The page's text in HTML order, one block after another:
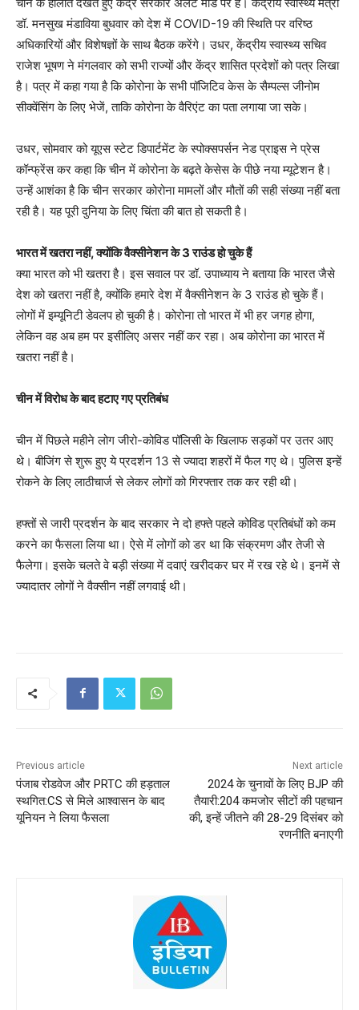
डॉ. मनसुख मंडाविया बुधवार को देश में COVID-19 की स्थिति पर वरिष्ठ
अधिकारियों और विशेषज्ञों के साथ बैठक करेंगे। उधर, केंद्रीय स्वास्थ्य सचिव
राजेश भूषण ने मंगलवार को सभी राज्यों और केंद्र शासित प्रदेशों को पत्र लिखा
है। पत्र में कहा गया है कि कोरोना के सभी पॉजिटिव केस के सैम्पल्स जीनोम
सीक्वेंसिंग के लिए भेजें, ताकि कोरोना के वैरिएंट का पता लगाया जा सके।
उधर, सोमवार को यूएस स्टेट डिपार्टमेंट के स्पोक्सपर्सन नेड प्राइस ने प्रेस
कॉन्फ्रेंस कर कहा कि चीन में कोरोना के बढ़ते केसेस के पीछे नया म्यूटेशन है।
उन्हें आशंका है कि चीन सरकार कोरोना मामलों और मौतों की सही संख्या नहीं बता
रही है। यह पूरी दुनिया के लिए चिंता की बात हो सकती है।
भारत में खतरा नहीं, क्योंकि वैक्सीनेशन के 3 राउंड हो चुके हैं
क्या भारत को भी खतरा है। इस सवाल पर डॉ. उपाध्याय ने बताया कि भारत जैसे
देश को खतरा नहीं है, क्योंकि हमारे देश में वैक्सीनेशन के 3 राउंड हो चुके हैं।
लोगों में इम्यूनिटी डेवलप हो चुकी है। कोरोना तो भारत में भी हर जगह होगा,
लेकिन वह अब हम पर इसीलिए असर नहीं कर रहा। अब कोरोना का भारत में
खतरा नहीं है।
चीन में विरोध के बाद हटाए गए प्रतिबंध
चीन में पिछले महीने लोग जीरो-कोविड पॉलिसी के खिलाफ सड़कों पर उतर आए
थे। बीजिंग से शुरू हुए ये प्रदर्शन 13 से ज्यादा शहरों में फैल गए थे। पुलिस इन्हें
रोकने के लिए लाठीचार्ज से लेकर लोगों को गिरफ्तार तक कर रही थी।
हफ्तों से जारी प्रदर्शन के बाद सरकार ने दो हफ्ते पहले कोविड प्रतिबंधों को कम
करने का फैसला लिया था। ऐसे में लोगों को डर था कि संक्रमण और तेजी से
फैलेगा। इसके चलते वे बड़ी संख्या में दवाएं खरीदकर घर में रख रहे थे। इनमें से
ज्यादातर लोगों ने वैक्सीन नहीं लगवाई थी।
Previous article
पंजाब रोडवेज और PRTC की हड़ताल
स्थगित:CS से मिले आश्वासन के बाद
यूनियन ने लिया फैसला
Next article
2024 के चुनावों के लिए BJP की
तैयारी:204 कमजोर सीटों की पहचान
की, इन्हें जीतने की 28-29 दिसंबर को
रणनीति बनाएगी